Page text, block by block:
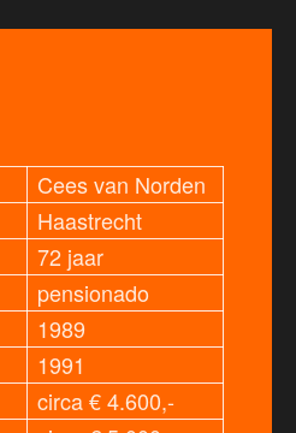
Cees van Norden
Haastrecht
72 jaar
pensionado
1989
1991
circa € 4.600,-